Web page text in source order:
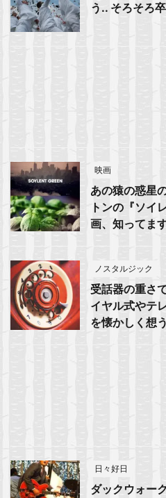
う.. そろそろ
映画
あの猿の惑星
トンの『ソイ
画、知ってま
ノスタルジック
受話器の重さ
イヤル式やテ
を懐かしく想
日々好日
ダックウォー